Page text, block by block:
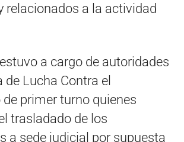
relacionados a la actividad
a cargo de autoridades
de Lucha Contra el
primer turno quienes
trasladado de los
a sede judicial por supuesta